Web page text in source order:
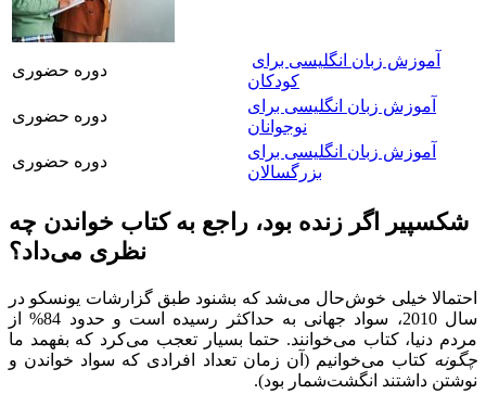
دوره حضوری
آموزش زبان انگلیسی برای
کودکان
دوره حضوری
آموزش زبان انگلیسی برای
نوجوانان
دوره حضوری
آموزش زبان انگلیسی برای
بزرگسالان
شکسپیر اگر زنده بود، راجع به کتاب خواندن چه
نظری می‌داد؟
احتمالا خیلی خوش‌حال می‌شد که بشنود طبق گزارشات یونسکو در
سال 2010، سواد جهانی به حداکثر رسیده است و حدود 84% از
مردم دنیا، کتاب می‌خوانند. حتما بسیار تعجب می‌کرد که بفهمد ما
چگونه کتاب می‌خوانیم (آن زمان تعداد افرادی که سواد خواندن و
نوشتن داشتند انگشت‌شمار بود).